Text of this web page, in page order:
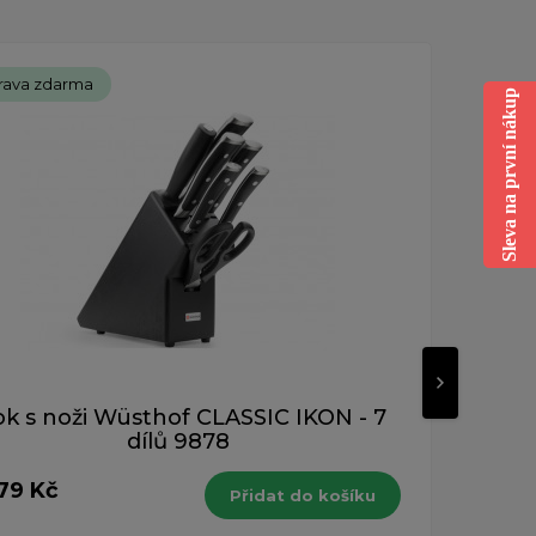
zdarma
s noži Wüsthof CLASSIC IKON - 7
dílů 9878
Kč
Přidat do košíku
Novinka
Sleva na první nákup